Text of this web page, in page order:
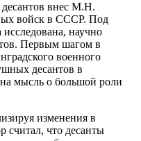
десантов внес М.Н.
войск в СССР. Под
научно
Первым шагом в
военного
десантов в
мысль о большой роли
изменения в
считал, что десанты